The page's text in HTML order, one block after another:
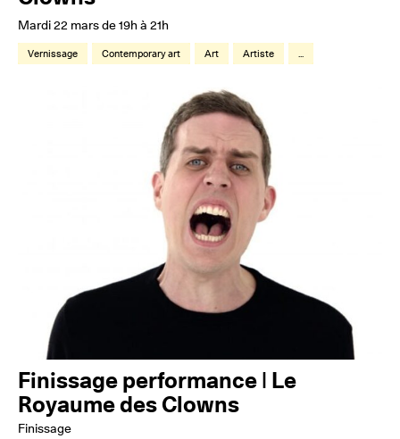
Mardi 22 mars de 19h à 21h
Vernissage Contemporary art Art Artiste ...
Finissage performance | Le
Royaume des Clowns
Finissage